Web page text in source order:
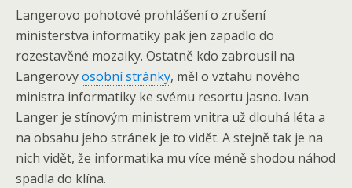
Langerovo pohotové prohlášení o zrušení
ministerstva informatiky pak jen zapadlo do
rozestavěné mozaiky. Ostatně kdo zabrousil na
Langerovyosobní stránky, měl o vztahu nového
ministra informatiky ke svému resortu jasno. Ivan
Langer je stínovým ministrem vnitra už dlouhá léta a
na obsahu jeho stránek je to vidět. A stejně tak je na
nich vidět, že informatika mu více méně shodou náhod
spadla do klína.